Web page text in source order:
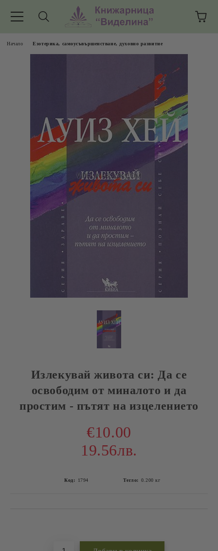
Начало Езотерика, самоусъвършенстване, духовно развитие
Излекувай живота си: Да се
освободим от миналото и да
простим - пътят на изцелението
€10.00
19.56лв.
Код: 1794 Тегло: 0.200 кг